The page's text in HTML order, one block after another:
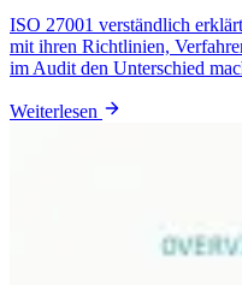
ISO 27001 verständlich
mit ihren Richtlinien,
im Audit den Unterschied
Weiterlesen